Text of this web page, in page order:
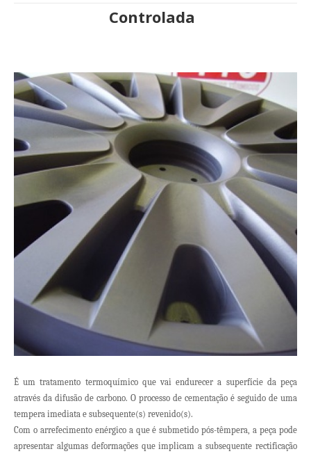
Controlada
É um tratamento termoquímico que vai endurecer a superfície da peça
através da difusão de carbono. O processo de cementação é seguido de uma
tempera imediata e subsequente(s) revenido(s).
Com o arrefecimento enérgico a que é submetido pós-têmpera, a peça pode
apresentar algumas deformações que implicam a subsequente rectificação